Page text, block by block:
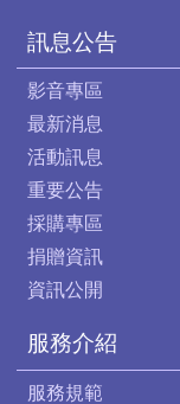
訊息公告
影音專區
最新消息
活動訊息
重要公告
採購專區
捐贈資訊
資訊公開
服務介紹
服務規範